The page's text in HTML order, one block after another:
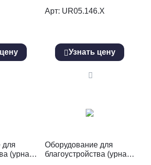
Арт: UR05.146.Х
Узнать цену
для
(урна)
Оборудование для
благоустройства (урна)